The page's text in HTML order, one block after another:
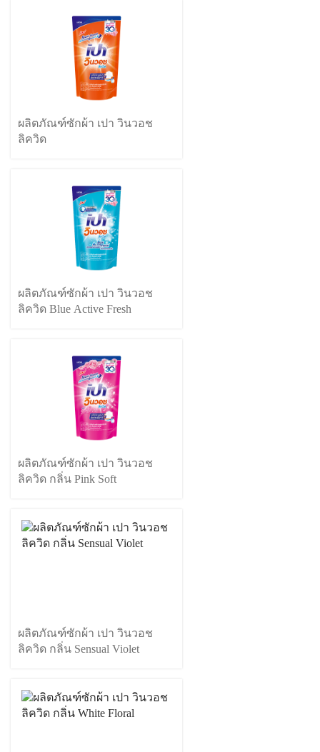
ผลิตภัณฑ์ซักผ้า เปา วินวอช
ลิควิด
ผลิตภัณฑ์ซักผ้า เปา วินวอช
ลิควิด Blue Active Fresh
ผลิตภัณฑ์ซักผ้า เปา วินวอช
ลิควิด กลิ่น Pink Soft
ผลิตภัณฑ์ซักผ้า เปา วินวอช
ลิควิด กลิ่น Sensual Violet